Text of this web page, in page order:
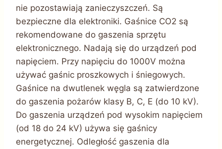
nie pozostawiają zanieczyszczeń. Są
bezpieczne dla elektroniki. Gaśnice CO2 są
rekomendowane do gaszenia sprzętu
elektronicznego. Nadają się do urządzeń pod
napięciem. Przy napięciu do 1000V można
używać gaśnic proszkowych i śniegowych.
Gaśnice na dwutlenek węgla są zatwierdzone
do gaszenia pożarów klasy B, C, E (do 10 kV).
Do gaszenia urządzeń pod wysokim napięciem
(od 18 do 24 kV) używa się gaśnicy
energetycznej. Odległość gaszenia dla